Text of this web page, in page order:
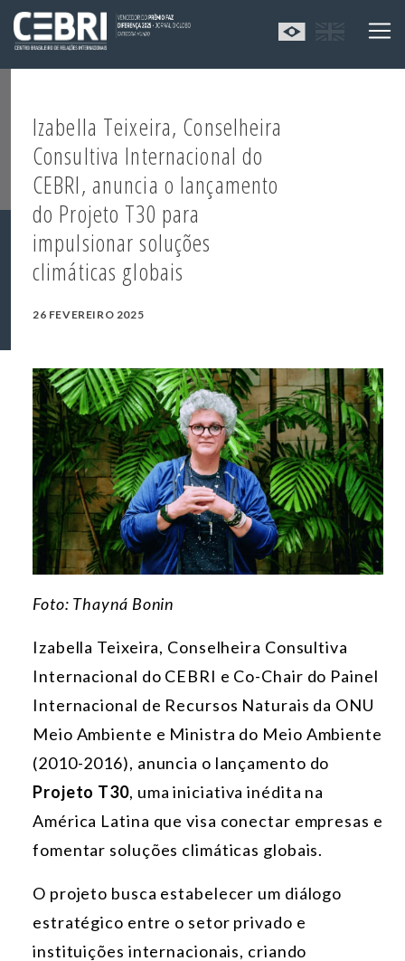
Izabella Teixeira, Conselheira
Consultiva Internacional do
CEBRI, anuncia o lançamento
do Projeto T30 para
impulsionar soluções
climáticas globais
26 FEVEREIRO 2025
Foto: Thayná Bonin
Izabella Teixeira, Conselheira Consultiva
Internacional do CEBRI e Co-Chair do Painel
Internacional de Recursos Naturais da ONU
Meio Ambiente e Ministra do Meio Ambiente
(2010-2016), anuncia o lançamento do
Projeto T30, uma iniciativa inédita na
América Latina que visa conectar empresas e
fomentar soluções climáticas globais.
O projeto busca estabelecer um diálogo
estratégico entre o setor privado e
instituições internacionais, criando